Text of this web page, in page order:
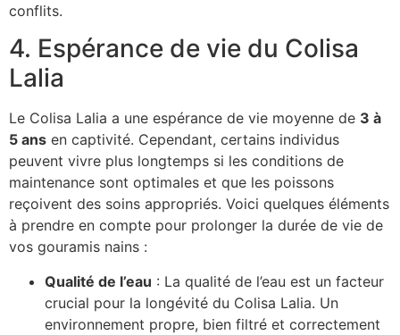
conflits.
4. Espérance de vie du Colisa
Lalia
Le Colisa Lalia a une espérance de vie moyenne de 3 à
5 ans en captivité. Cependant, certains individus
peuvent vivre plus longtemps si les conditions de
maintenance sont optimales et que les poissons
reçoivent des soins appropriés. Voici quelques éléments
à prendre en compte pour prolonger la durée de vie de
vos gouramis nains :
Qualité de l’eau : La qualité de l’eau est un facteur
crucial pour la longévité du Colisa Lalia. Un
environnement propre, bien filtré et correctement